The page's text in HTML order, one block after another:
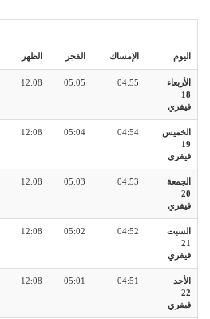
اليوم الإمساك الفجر الظهر
الأربعاء
18
فيفري
04:55
05:05
12:08
الخميس
19
فيفري
04:54
05:04
12:08
الجمعة
20
فيفري
04:53
05:03
12:08
السبت
21
فيفري
04:52
05:02
12:08
الأحد
22
فيفري
04:51
05:01
12:08